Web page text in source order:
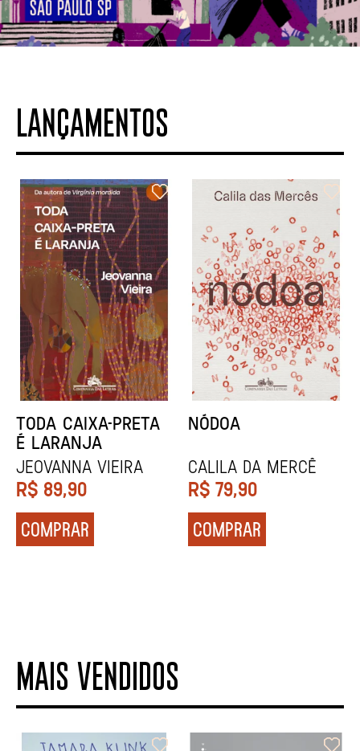
LANÇAMENTOS
NARRAR HISTÓRIAS
John Berger
R$ 84,90
COMPRAR
SOCIOBIOGRAFIA
Didier Eribon
R$ 129,90
COMPRAR
MAIS VENDIDOS